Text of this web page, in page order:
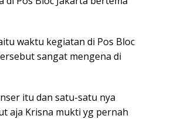
waktu kegiatan di Pos Bloc
sangat mengena di
itu dan satu-satu nya
aja Krisna mukti yg pernah